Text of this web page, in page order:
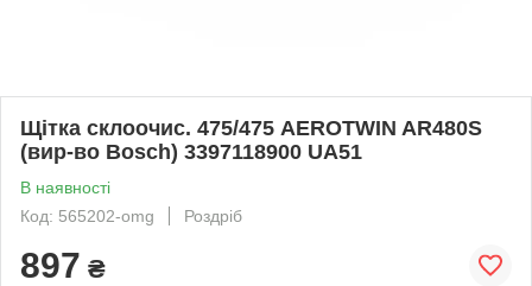
Щітка склоочис. 475/475 AEROTWIN AR480S
(вир-во Bosch) 3397118900 UA51
В наявності
Код: 565202-omg
Роздріб
897 ₴